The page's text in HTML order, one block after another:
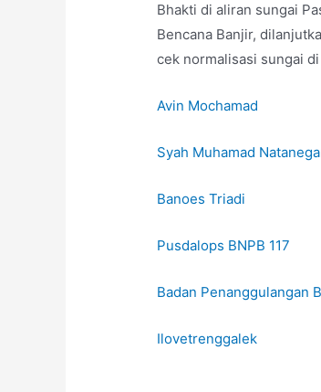
Bhakti di aliran sungai
Bencana Banjir,
cek normalisasi sungai
Avin Mochamad
Syah Muhamad
Banoes Triadi
Pusdalops BNPB 117
Badan Penanggulangan
Ilovetrenggalek